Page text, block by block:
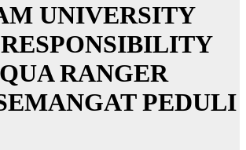
UNIVERSITY
RANGER
PEDULI